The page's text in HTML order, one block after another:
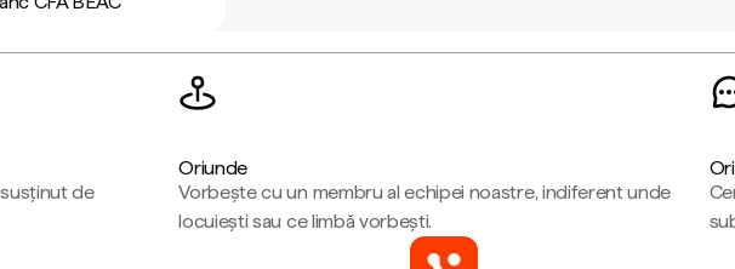
de
Oriunde
Vorbește cu un membru al echipei noastre, indiferent unde
locuiești sau ce limbă vorbești.